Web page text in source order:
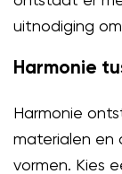
uitnodiging
Harmonie
Harmonie
materialen en
vormen. Kies